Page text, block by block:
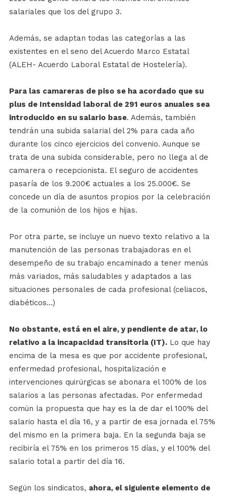
salariales que los del grupo 3.
Además, se adaptan todas las categorías a las
existentes en el seno del Acuerdo Marco Estatal
(ALEH- Acuerdo Laboral Estatal de Hostelería).
Para las camareras de piso se ha acordado que su
plus de Intensidad laboral de 291 euros anuales sea
introducido en su salario base. Además, también
tendrán una subida salarial del 2% para cada año
durante los cinco ejercicios del convenio. Aunque se
trata de una subida considerable, pero no llega al de
camarera o recepcionista. El seguro de accidentes
pasaría de los 9.200€ actuales a los 25.000€. Se
concede un día de asuntos propios por la celebración
de la comunión de los hijos e hijas.
Por otra parte, se incluye un nuevo texto relativo a la
manutención de las personas trabajadoras en el
desempeño de su trabajo encaminado a tener menús
más variados, más saludables y adaptados a las
situaciones personales de cada profesional (celiacos,
diabéticos…)
No obstante, está en el aire, y pendiente de atar, lo
relativo a la incapacidad transitoria (IT).Lo que hay
encima de la mesa es que por accidente profesional,
enfermedad profesional, hospitalización e
intervenciones quirúrgicas se abonara el 100% de los
salarios a las personas afectadas. Por enfermedad
común la propuesta que hay es la de dar el 100% del
salario hasta el día 16, y a partir de esa jornada el 75%
del mismo en la primera baja. En la segunda baja se
recibiría el 75% en los primeros 15 días, y el 100% del
salario total a partir del día 16.
Según los sindicatos, ahora, el siguiente elemento de